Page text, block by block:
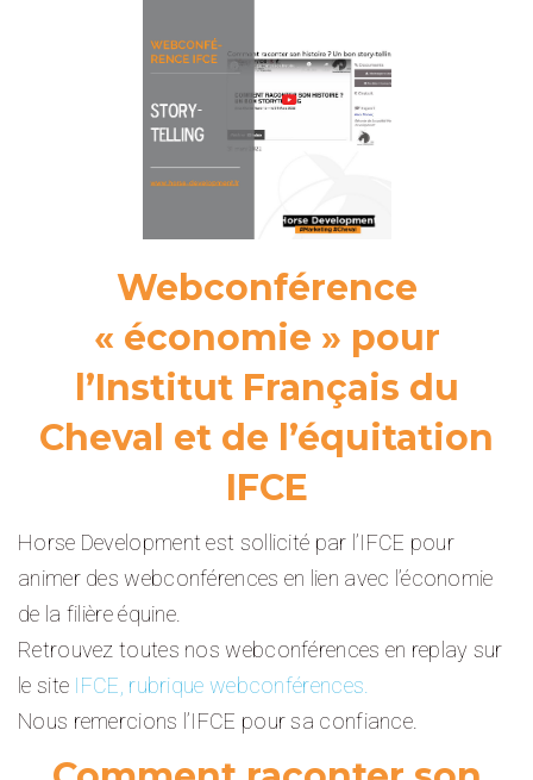
Webconférence
« économie » pour
l’Institut Français du
Cheval et de l’équitation
IFCE
Horse Development est sollicité par l’IFCE pour
animer des webconférences en lien avec l’économie
de la filière équine.
Retrouvez toutes nos webconférences en replay sur
le site IFCE, rubrique webconférences.
Nous remercions l’IFCE pour sa confiance.